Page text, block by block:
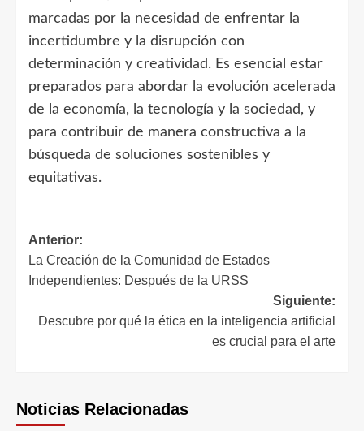
marcadas por la necesidad de enfrentar la
incertidumbre y la disrupción con
determinación y creatividad. Es esencial estar
preparados para abordar la evolución acelerada
de la economía, la tecnología y la sociedad, y
para contribuir de manera constructiva a la
búsqueda de soluciones sostenibles y
equitativas.
Navegación
de
entradas
Anterior:
La Creación de la Comunidad de Estados
Independientes: Después de la URSS
Siguiente:
Descubre por qué la ética en la inteligencia artificial
es crucial para el arte
Noticias Relacionadas